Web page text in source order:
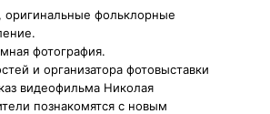
оригинальные фольклорные
фотография.
и организатора фотовыставки
видеофильма Николая
познакомятся с новым